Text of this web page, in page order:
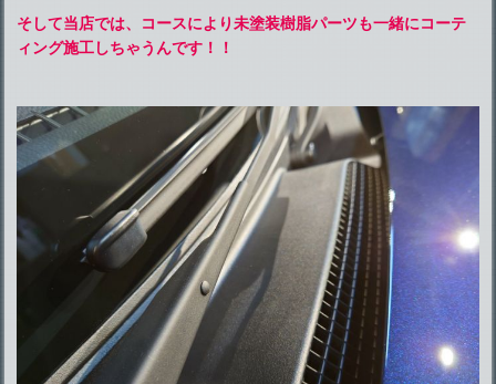
そして当店では、コースにより未塗装樹脂パーツも一緒にコーテ
ィング施工しちゃうんです！！